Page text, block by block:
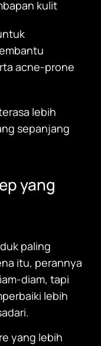
kulit
acne-prone
lebih
sepanjang
yang
paling
itu, perannya
diam, tapi
lebih
yang lebih